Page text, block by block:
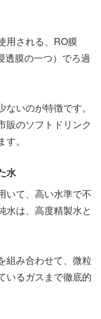
用される、RO膜
透膜の一つ）でろ過
いのが特徴です。
販のソフトドリンク
。
水
いて、高い水準で不
水は、高度精製水と
組み合わせて、微粒
いるガスまで徹底的